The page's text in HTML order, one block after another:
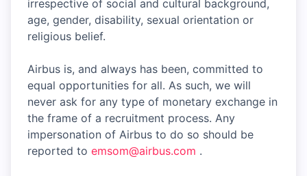
irrespective of social and cultural background,
age, gender, disability, sexual orientation or
religious belief.
Airbus is, and always has been, committed to
equal opportunities for all. As such, we will
never ask for any type of monetary exchange in
the frame of a recruitment process. Any
impersonation of Airbus to do so should be
reported to emsom@airbus.com .